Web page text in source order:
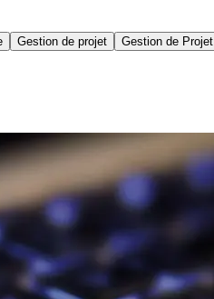
Gestion de projet Gestion de Projet